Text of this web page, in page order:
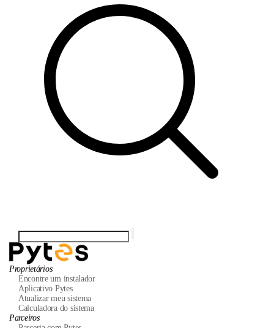
Proprietários
Encontre um instalador
Aplicativo Pytes
Atualizar meu sistema
Calculadora do sistema
Parceiros